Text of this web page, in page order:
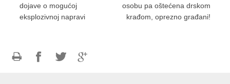
dojave o mogućoj
eksplozivnoj napravi
osobu pa oštećena drskom
krađom, oprezno građani!